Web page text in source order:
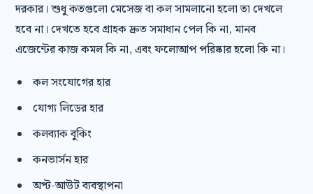
দরকার। শুধু কতগুলো মেসেজ বা কল সামলানো হলো তা দেখলে
হবে না। দেখতে হবে গ্রাহক দ্রুত সমাধান পেল কি না, মানব
এজেন্টের কাজ কমল কি না, এবং ফলোআপ পরিষ্কার হলো কি না।
কল সংযোগের হার
যোগ্য লিডের হার
কলব্যাক বুকিং
কনভার্সন হার
অপ্ট-আউট ব্যবস্থাপনা